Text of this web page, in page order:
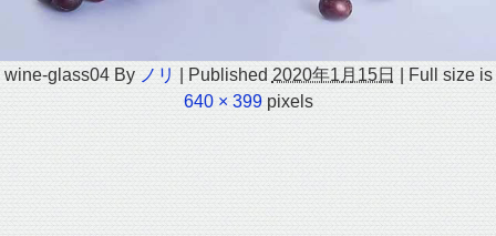
wine-glass04 By ノリ Published 2020年1月15日
Full size is
640 × 399pixels